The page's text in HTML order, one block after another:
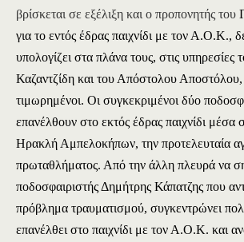
βρίσκεται σε εξέλιξη και ο προπονητής του
για το εντός έδρας παιχνίδι με τον Α.Ο.Κ.,
υπολογίζει στα πλάνα τους, στις υπηρεσίες
Καζαντζίδη και του Απόστολου Αποστόλου,
τιμωρημένοι. Οι συγκεκριμένοι δύο
επανέλθουν στο εκτός έδρας παιχνίδι μέσα
Ηρακλή Αμπελοκήπων, την προτελευταία
πρωταθλήματος. Από την άλλη πλευρά να
ποδοσφαιριστής Δημήτρης Κάπατζης που
πρόβλημα τραυματισμού, συγκεντρώνει
επανέλθει στο παιχνίδι με τον Α.Ο.Κ. και